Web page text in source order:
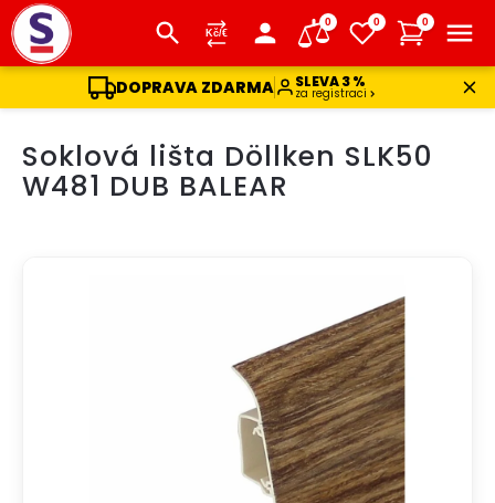
DOPRAVA ZDARMA SLEVA 3 %
za registraci
0 0 0
obsahSoklová lišta Döllken SLK50
W481 DUB BALEAR